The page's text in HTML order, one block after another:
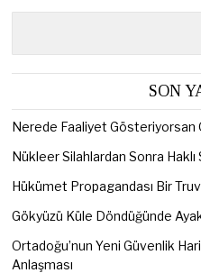
SON
Nerede Faaliyet Gösteriyorsan
Nükleer Silahlardan Sonra Haklı
Hükümet Propagandası Bir
Gökyüzü Küle Döndüğünde
Ortadoğu’nun Yeni Güvenlik
Anlaşması